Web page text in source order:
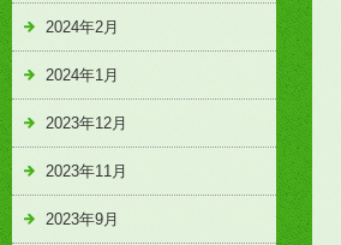
2024年2月
2024年1月
2023年12月
2023年11月
2023年9月